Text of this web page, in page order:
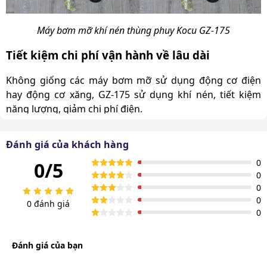
Máy bơm mỡ khí nén thùng phuy Kocu GZ-175
Tiết kiệm chi phí vận hành về lâu dài
Không giống các máy bơm mỡ sử dụng động cơ điện
hay động cơ xăng, GZ-175 sử dụng khí nén, tiết kiệm
năng lượng, giảm chi phí điện.
giúp hạn chế hư hỏng, kéo dài thời gian sử dụng mà
không cần phải chi nhiều tiền cho việc thay thế linh kiện.
Đánh giá của khách hàng
0/5
0 đánh giá
0
0
0
0
0
Đánh giá của bạn